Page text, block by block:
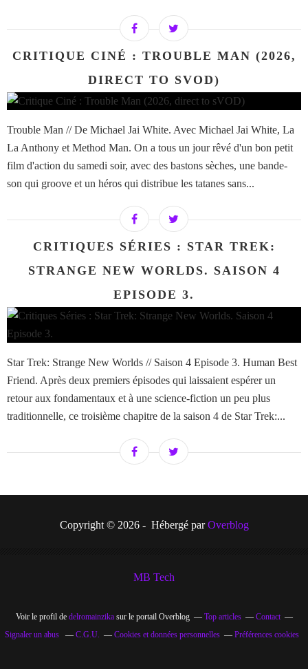
CRITIQUE CINÉ : TROUBLE MAN (2026,
DIRECT TO SVOD)
Trouble Man // De Michael Jai White. Avec Michael Jai White, La
La Anthony et Method Man. On a tous un jour rêvé d'un bon petit
film d'action du samedi soir, avec des bastons sèches, une bande-
son qui groove et un héros qui distribue les tatanes sans...
CRITIQUES SÉRIES : STAR TREK:
STRANGE NEW WORLDS. SAISON 4
EPISODE 3.
Star Trek: Strange New Worlds // Saison 4 Episode 3. Human Best
Friend. Après deux premiers épisodes qui laissaient espérer un
retour aux fondamentaux et à une science-fiction un peu plus
traditionnelle, ce troisième chapitre de la saison 4 de Star Trek:...
Copyright © 2026 - Hébergé parOverblog
MB Tech
Voir le profil de delromainzikasur le portail Overblog Top articles
Contact
Signaler un abus
C.G.U. Cookies et données personnelles Préférences cookies